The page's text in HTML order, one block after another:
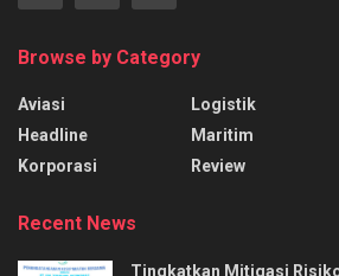
Browse by Category
Aviasi
Headline
Korporasi
Logistik
Maritim
Review
Recent News
Tingkatkan Mitigasi